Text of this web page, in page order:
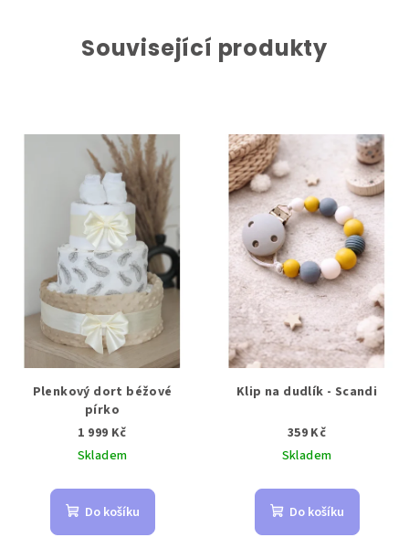
Související produkty
Plenkový dort béžové
pírko
1 999 Kč
Skladem
Do košíku
Klip na dudlík - Scandi
359 Kč
Skladem
Do košíku